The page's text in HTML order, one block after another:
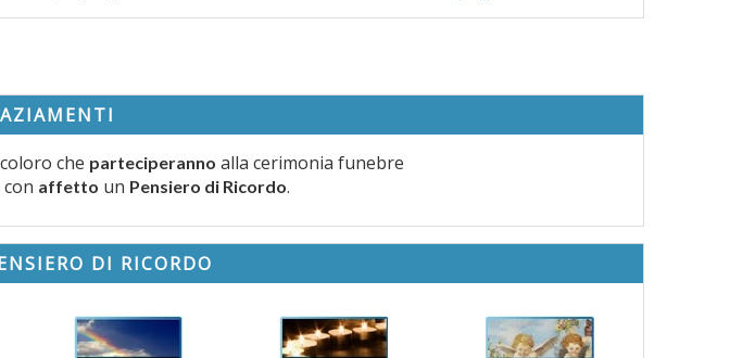
che parteciperanno alla cerimonia funebre
con affetto un Pensiero di Ricordo.
DI RICORDO